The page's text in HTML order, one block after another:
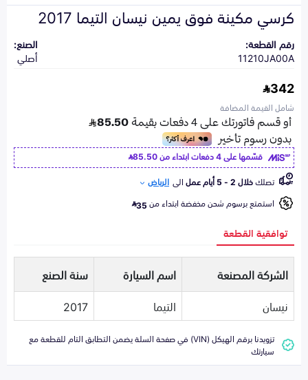
كرسي مكينة فوق يمين نيسان التيما 2017
رقم القطعة:
11210JA00A
الصنع:
أصلي
342
شامل القيمة المضافة
قسّمها على 4 دفعات ابتداء من
85.50
تصلكخلال 2 - 5 أيام عمل الى الرياض
استمتع برسوم شحن مخفضة ابتداء من35
توافقية القطعة
الشركة المصنعة اسم السيارة
سنة الصنع
نيسان
التيما 2017
تزويدنا برقم الهيكل (VIN) في صفحة السلة يضمن التطابق التام للقطعة مع
سيارتك